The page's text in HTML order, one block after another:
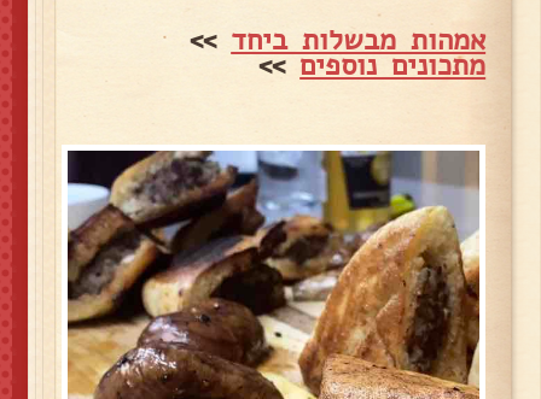
אמהות מבשלות ביחד >>
מתכונים נוספים>>